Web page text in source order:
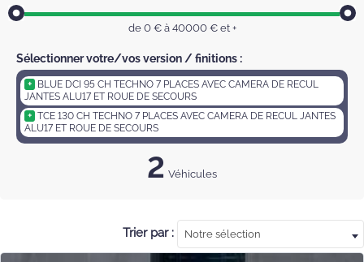
de 0€ à 40000€ et +
Sélectionner votre/vos version / finitions :
BLUE DCI 95 CH TECHNO 7 PLACES AVEC CAMERA DE RECUL
JANTES ALU17 ET ROUE DE SECOURS
TCE 130 CH TECHNO 7 PLACES AVEC CAMERA DE RECUL JANTES
ALU17 ET ROUE DE SECOURS
2 Véhicules
Trier par : Notre sélection